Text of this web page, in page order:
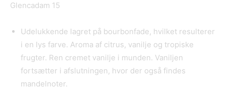
Glencadam 15
Udelukkende lagret på bourbonfade, hvilket resulterer
i en lys farve. Aroma af citrus, vanilje og tropiske
frugter. Ren cremet vanilje i munden. Vaniljen
fortsætter i afslutningen, hvor der også findes
mandelnoter.